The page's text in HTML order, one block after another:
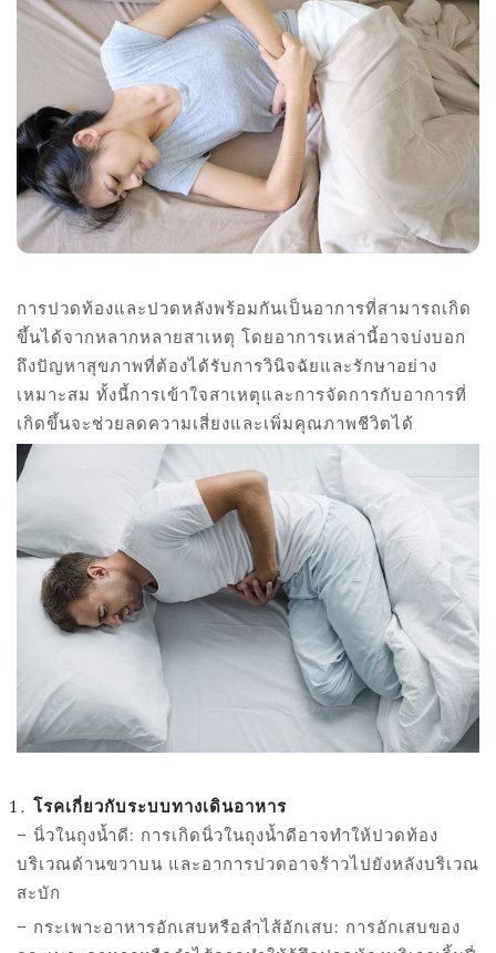
การปวดท้องและปวดหลังพร้อมกันเป็นอาการที่สามารถเกิด
ขึ้นได้จากหลากหลายสาเหตุ โดยอาการเหล่านี้อาจบ่งบอก
ถึงปัญหาสุขภาพที่ต้องได้รับการวินิจฉัยและรักษาอย่าง
เหมาะสม ทั้งนี้การเข้าใจสาเหตุและการจัดการกับอาการที่
เกิดขึ้นจะช่วยลดความเสี่ยงและเพิ่มคุณภาพชีวิตได้
โรคเกี่ยวกับระบบทางเดินอาหาร
– นิ่วในถุงน้ำดี: การเกิดนิ่วในถุงน้ำดีอาจทำให้ปวดท้อง
บริเวณด้านขวาบน และอาการปวดอาจร้าวไปยังหลังบริเวณ
สะบัก
– กระเพาะอาหารอักเสบหรือลำไส้อักเสบ: การอักเสบของ